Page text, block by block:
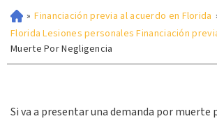
» Financiación previa al acuerdo en Florida
Florida Lesiones personales Financiación
Muerte Por Negligencia
Si va a presentar una demanda por muerte